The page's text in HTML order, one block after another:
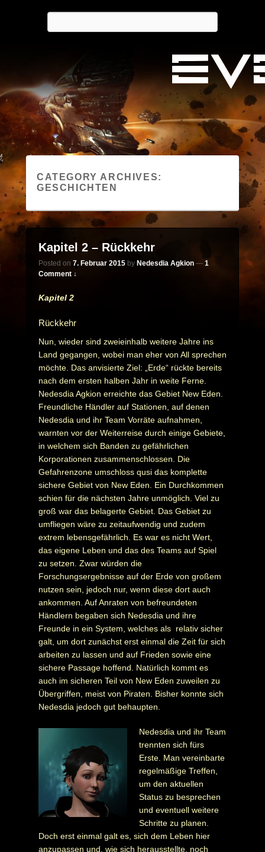
Nedesdia's Logbuch
CATEGORY ARCHIVES:
GESCHICHTEN
Kapitel 2 – Rückkehr
Posted on 7. Februar 2015 by Nedesdia Agkion — 1
Comment ↓
Kapitel 2
Rückkehr
Nun, wieder sind zweieinhalb weitere Jahre ins
Land gegangen, wobei man eher von All sprechen
möchte. Das anvisierte Ziel: „Erde“ rückte bereits
nach dem ersten halben Jahr in weite Ferne.
Nedesdia Agkion erreichte das Gebiet New Eden.
Freundliche Händler auf Stationen, auf denen
Nedesdia und ihr Team Vorräte aufnahmen,
warnten vor der Weiterreise durch einige Gebiete,
in welchem sich Banden zu gefährlichen
Korporationen zusammenschlossen. Die
Gefahrenzone umschloss qusi das komplette
sichere Gebiet von New Eden. Ein Durchkommen
schien für die nächsten Jahre unmöglich. Viel zu
groß war das belagerte Gebiet. Das Gebiet zu
umfliegen wäre zu zeitaufwendig und zudem
extrem lebensgefährlich. Es war es nicht Wert,
das eigene Leben und das des Teams auf Spiel
zu setzen. Zwar würden die
Forschungsergebnisse auf der Erde von großem
nutzen sein, jedoch nur, wenn diese dort auch
ankommen. Auf Anraten von befreundeten
Händlern begaben sich Nedesdia und ihre
Freunde in ein System, welches als relativ sicher
galt, um dort zunächst erst einmal die Zeit für sich
arbeiten zu lassen und auf Frieden sowie eine
sichere Passage hoffend. Natürlich kommt es
auch im sicheren Teil von New Eden zuweilen zu
Übergriffen, meist von Piraten. Bisher konnte sich
Nedesdia jedoch gut behaupten.
Nedesdia und ihr Team
trennten sich fürs
Erste. Man vereinbarte
regelmäßige Treffen,
um den aktuellen
Status zu besprechen
und eventuell weitere
Schritte zu planen.
Doch erst einmal galt es, sich dem Leben hier
anzupassen und, wie sich herausstellte, noch